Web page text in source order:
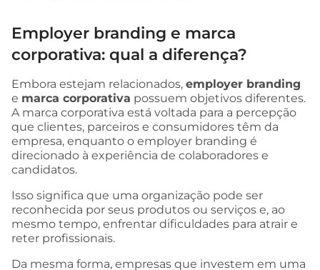
Employer branding e marca
corporativa: qual a diferença?
Embora estejam relacionados, employer branding
e marca corporativa possuem objetivos diferentes.
A marca corporativa está voltada para a percepção
que clientes, parceiros e consumidores têm da
empresa, enquanto o employer branding é
direcionado à experiência de colaboradores e
candidatos.
Isso significa que uma organização pode ser
reconhecida por seus produtos ou serviços e, ao
mesmo tempo, enfrentar dificuldades para atrair e
reter profissionais.
Da mesma forma, empresas que investem em uma